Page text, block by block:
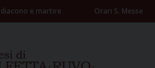
e martire Orari S. Messe